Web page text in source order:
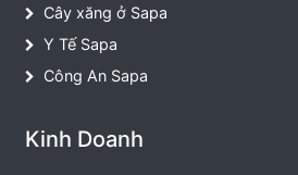
Cây xăng ở Sapa
Y Tế Sapa
Công An Sapa
Kinh Doanh